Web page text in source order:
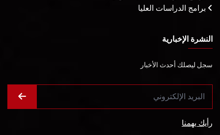
برامج الدراسات العليا
النشرة الإخبارية
سجل ليصلك أحدث الأخبار
رأيك يهمنا